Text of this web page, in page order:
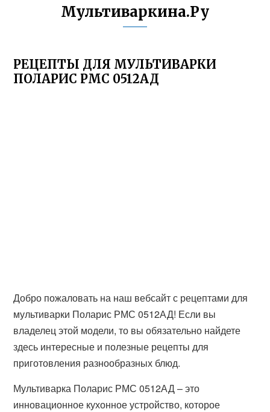
Мультиваркина.Ру
РЕЦЕПТЫ ДЛЯ МУЛЬТИВАРКИ
ПОЛАРИС РМС 0512АД
Добро пожаловать на наш вебсайт с рецептами для
мультиварки Поларис РМС 0512АД! Если вы
владелец этой модели, то вы обязательно найдете
здесь интересные и полезные рецепты для
приготовления разнообразных блюд.
Мультиварка Поларис РМС 0512АД – это
инновационное кухонное устройство, которое